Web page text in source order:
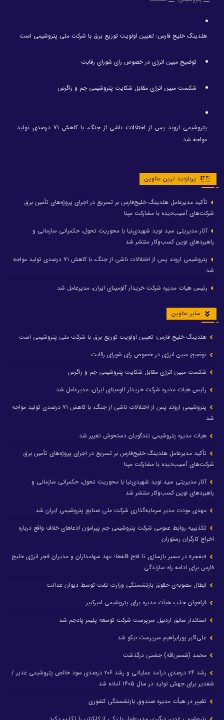
هلدینگ خلیج فارس: تعیین اولویت توزیع برق با شرکت ملی پتروشیمی است
توضیح مبین انرژی در خصوص رای شورای رقابت
شکست مبین انرژی مقابل شکایت پتروشیمی جم و زاگرس
پتروشیمی اروند پس از اختلالات ناشی از جنگ، با کاهش ۷۱ درصدی تولید
مواجه شد
پربازدید ترین عناوین
تأکید مدیرعامل هلدینگ خلیج‌فارس بر تسریع در اجرای پروژه‌های تأمین برق
شرکت‌های آسیب‌دیده با مشارکت مپنا
آثار مدیریتی سید نوید شهیدی‌نیا با محوریت تحول، حکمرانی سازمانی و
راهبردهای نوین کسب‌وکار منتشر شد
پتروشیمی اروند پس از اختلالات ناشی از جنگ، با کاهش ۷۱ درصدی تولید مواجه
شد
رئیس هیات مدیره شرکت خریدار آلومینای ایران، مدیرعامل شد
سایر عناوین
هلدینگ خلیج فارس: تعیین اولویت توزیع برق با شرکت ملی پتروشیمی است
توضیح مبین انرژی در خصوص رای شورای رقابت
شکست مبین انرژی مقابل شکایت پتروشیمی جم و زاگرس
رئیس هیات مدیره شرکت خریدار آلومینای ایران، مدیرعامل شد
پتروشیمی اروند پس از اختلالات ناشی از جنگ، با کاهش ۷۱ درصدی تولید مواجه
شد
هیات مدیره پتروشیمی تندگویان دستخوش تغییر شد
تأکید مدیرعامل هلدینگ خلیج‌فارس بر تسریع در اجرای پروژه‌های تأمین برق
شرکت‌های آسیب‌دیده با مشارکت مپنا
آثار مدیریتی سید نوید شهیدی‌نیا با محوریت تحول، حکمرانی سازمانی و
راهبردهای نوین کسب‌وکار منتشر شد
مهدی مودت مدیر سرمایه‌گذاری شرکت ملی صنایع پتروشیمی ایران شد
تکذیبیه روابط عمومی شرکت پتروشیمی جم پیرامون ادعاهای خلاف واقع درباره
اخراج کارگران رستوران
«بفجر» در مسیر بازسازی تا فتح قله‌ها؛ عهد سهامداران و مدیران فجر انرژی خلیج
فارس برای ادامه راه سازندگی
ابطال مصوبه‌ی حقوق بازنشستگی وزارت نفت توسط دیوان عدالت
فراخوان جذب هیأت مدیره برای پتروشیمی امیرکبیر
استاندار سابق اردبیل سرپرست شرکت توسعه پلیمر پادجم شد
علی‌اکبر پورابراهیم سرپرست نیکو شد
محمد (شمس‌الله) جشنی درگذشت
رشد ۲۴ درصدی درآمد عملیاتی و رشد ۲۰۶ درصدی سود خالص پتروشیمی غدیر /
شغدیر برای جهش تولید در سال ۱۴۰۵ آماده شد
تغییر در هیأت مدیره صندوق بازنشستگی کشوری